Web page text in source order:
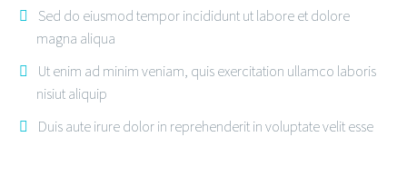
Sed do eiusmod tempor incididunt ut labore et dolore
magna aliqua
Ut enim ad minim veniam, quis exercitation ullamco laboris
nisiut aliquip
Duis aute irure dolor in reprehenderit in voluptate velit esse